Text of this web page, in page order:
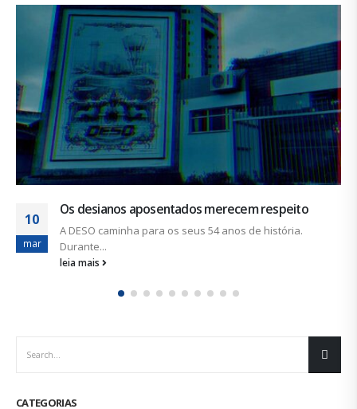
PERSEGUIÇÃO AOS TRABALHADORES NA DESO POR
CAUSA DE CAMPANHA CONTRA O PCCR
O governo diz ser dos trabalhadores, mas em muitas de
suas...
leia mais
CATEGORIAS
Notícias
acontece de 21 a 24 de julho